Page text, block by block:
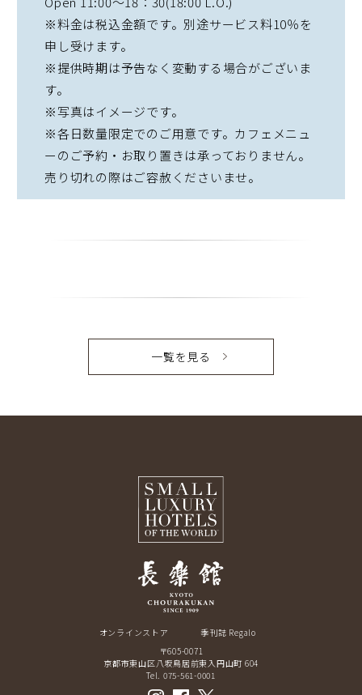
※料金は税込金額です。別途サービス料10％を
申し受けます。
※提供時期は予告なく変動する場合がございま
す。
※写真はイメージです。
※各日数量限定でのご用意です。カフェメニュ
ーのご予約・お取り置きは承っておりません。
売り切れの際はご容赦くださいませ。
一覧を見る
オンラインストア
季刊誌 Regalo
〒605-0071
京都市東山区八坂鳥居前東入円山町 604
Tel. 075-561-0001